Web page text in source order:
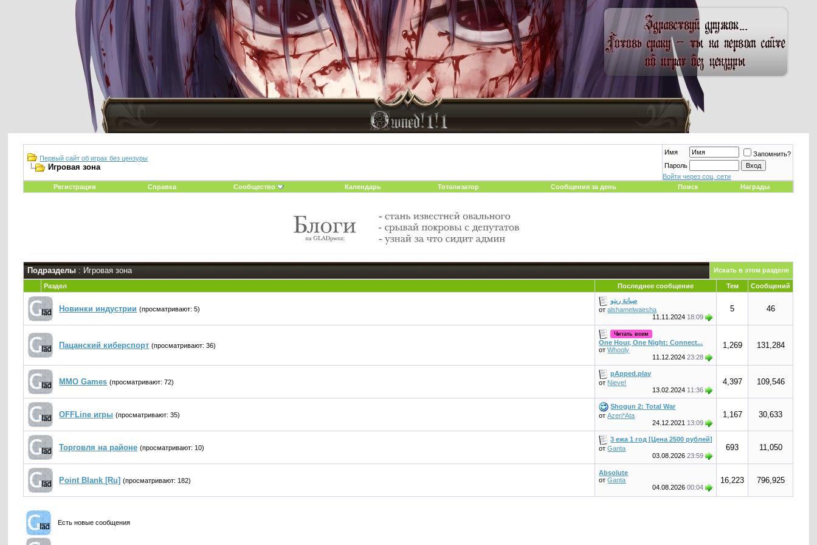
Первый сайт об играх без цензуры
Игровая зона
Имя
Запомнить?
Пароль
Войти через соц. сети
Регистрация
Справка Сообщество Календарь Тотализатор Сообщения за день Поиск Награды
Подразделы : Игровая зона Искать в этом разделе
Раздел Последнее сообщение Тем Сообщений
Новинки индустрии (просматривают: 5)
صيانة رينو
отalshamelwaesha
11.11.2024 18:09
5 46
Пацанский киберспорт (просматривают: 36)
Читать всем
One Hour, One Night: Connect...
отWhooly
11.12.202423:28
1,269 131,284
MMO Games (просматривают: 72)
pApped.play
от Nieve!
13.02.2024 11:36
4,397 109,546
OFFLine игры (просматривают: 35)
Shogun 2: Total War
отAzeri*Ata
24.12.2021 13:09
1,167 30,633
Торговля на районе (просматривают: 10)
3 ежа 1 год [Цена 2500 рублей]
отGanta
03.08.202623:59
693 11,050
Point Blank [Ru] (просматривают: 182)
Absolute
отGanta
04.08.202600:04
16,223 796,925
Есть новые сообщения